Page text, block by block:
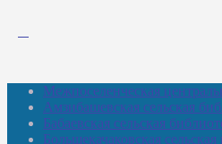
Межпоселенческая
Амзибашевская сельская
Бабаевская сельская
Большекачаковская